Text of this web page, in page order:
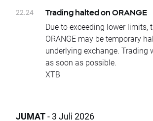
22.24 Trading halted on ORANGE
Due to exceeding lower limits,
ORANGE may be temporary
underlying exchange. Trading
as soon as possible.
XTB
JUMAT- 3 Juli 2026